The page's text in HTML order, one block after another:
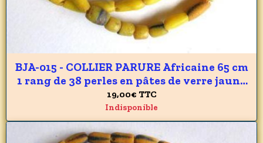
BJA-015 - COLLIER PARURE Africaine 65 cm
1 rang de 38 perles en pâtes de verre jaune
du GHANA 7 x 12 mm - 185 carats 37 gr
19,00€ TTC
Indisponible